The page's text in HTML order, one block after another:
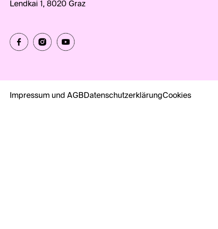
Lendkai 1, 8020 Graz
Impressum und AGBDatenschutzerklärungCookies